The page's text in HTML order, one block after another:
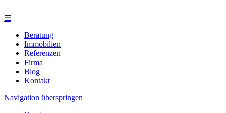
☰
Beratung
Immobilien
Referenzen
Firma
Blog
Kontakt
Navigation überspringen